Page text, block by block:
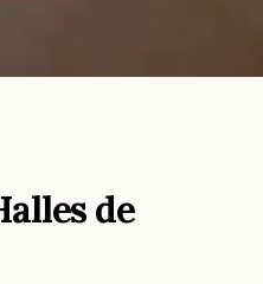
de